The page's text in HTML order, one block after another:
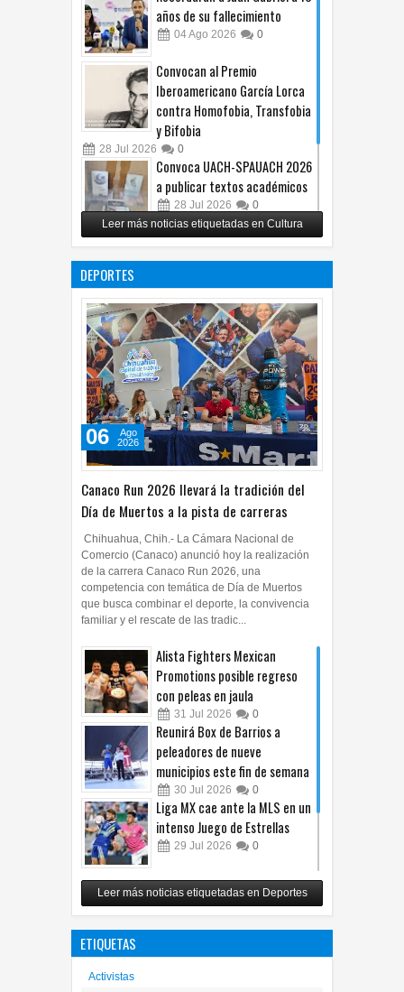
años de su fallecimiento
04Ago 2026 0
Convocan al Premio
Iberoamericano García Lorca
contra Homofobia, Transfobia
y Bifobia
28 Jul 2026 0
Convoca UACH-SPAUACH 2026
a publicar textos académicos
28 Jul 2026 0
Copian proyecto pictórico del
exalcalde Juan Blanco
Leer más noticias etiquetadas en Cultura
DEPORTES
Canaco Run 2026 llevará la tradición del
Día de Muertos a la pista de carreras
06
Ago
2026
Chihuahua, Chih.- La Cámara Nacional de
Comercio (Canaco) anunció hoy la realización
de la carrera Canaco Run 2026, una
competencia con temática de Día de Muertos
que busca combinar el deporte, la convivencia
familiar y el rescate de las tradic...
Alista Fighters Mexican
Promotions posible regreso
con peleas en jaula
31 Jul 2026 0
Reunirá Box de Barrios a
peleadores de nueve
municipios este fin de semana
30 Jul 2026 0
Liga MX cae ante la MLS en un
intenso Juego de Estrellas
29 Jul 2026 0
México vence 2-0 a Costa Rica
y avanza a cuartos del
Leer más noticias etiquetadas en Deportes
ETIQUETAS
Activistas